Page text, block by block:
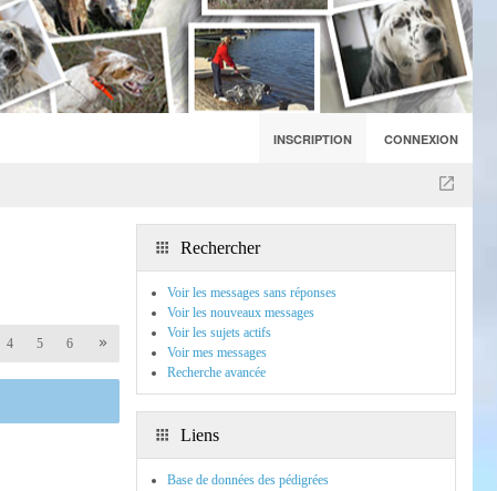
INSCRIPTION CONNEXION
4 5 6
Rechercher
Voir les messages sans réponses
Voir les nouveaux messages
Voir les sujets actifs
Voir mes messages
Recherche avancée
Liens
Base de données des pédigrées